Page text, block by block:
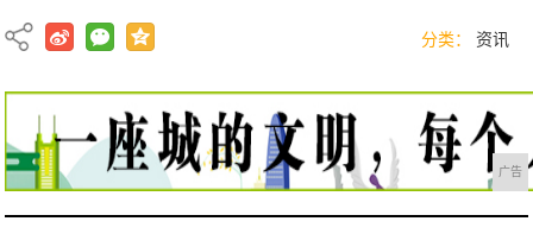
分类： 资讯
广告